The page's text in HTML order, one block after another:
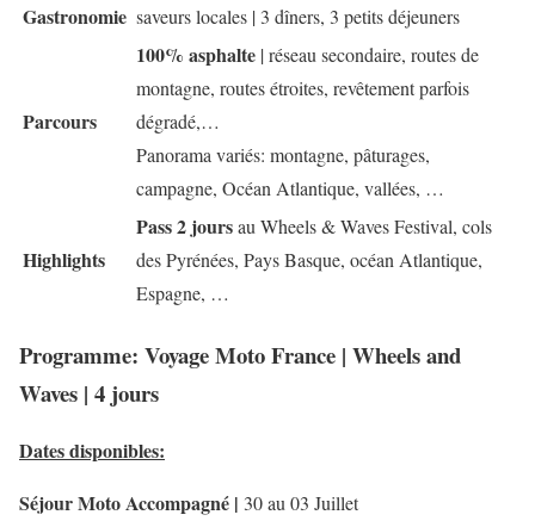
Gastronomie saveurs locales | 3 dîners, 3 petits déjeuners
Parcours
100% asphalte | réseau secondaire, routes de
montagne, routes étroites, revêtement parfois
dégradé,…
Panorama variés: montagne, pâturages,
campagne, Océan Atlantique, vallées, …
Highlights
Pass 2 joursau Wheels & Waves Festival, cols
des Pyrénées, Pays Basque, océan Atlantique,
Espagne, …
Programme: Voyage Moto France | Wheels and
Waves | 4 jours
Dates disponibles:
Séjour MotoAccompagné | 30 au 03 Juillet